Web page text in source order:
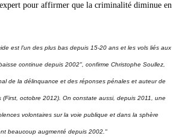
pour affirmer que la criminalité diminue en
est l'un des plus bas depuis 15-20 ans et les vols liés aux
continue depuis 2002", confirme Christophe Soullez,
de la délinquance et des réponses pénales et auteur de
(First, octobre 2012). On constate aussi, depuis 2011, une
volontaires sur la voie publique et dans la sphère
beaucoup augmenté depuis 2002."